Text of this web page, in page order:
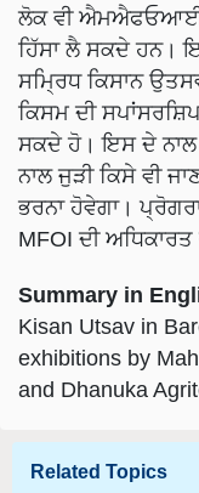
ਲੋਕ ਵੀ ਐਮਐਫਓਆਈ
ਹਿੱਸਾ ਲੈ ਸਕਦੇ ਹਨ।
ਸਮ੍ਰਿਧ ਕਿਸਾਨ
ਕਿਸਮ ਦੀ
ਸਕਦੇ ਹੋ। ਇਸ ਦੇ ਨਾਲ
ਨਾਲ ਜੁੜੀ ਕਿਸੇ ਵੀ
ਭਰਨਾ ਹੋਵੇਗਾ।
MFOI ਦੀ
Summary in
Kisan Utsav in
exhibitions by
and Dhanuka
Related Topics